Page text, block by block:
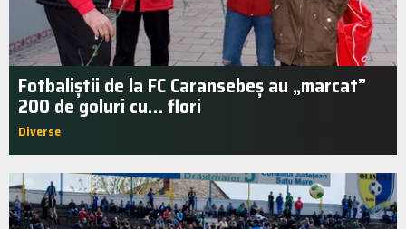
Fotbaliștii de la FC Caransebeș au „marcat”
200 de goluri cu… flori
Diverse